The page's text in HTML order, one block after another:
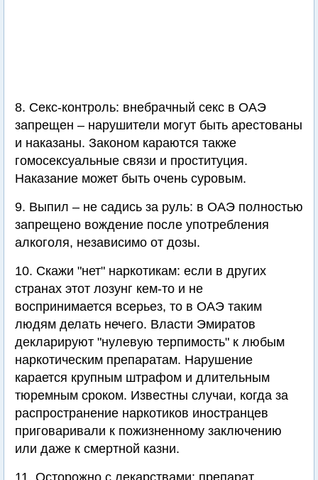
8. Секс-контроль: внебрачный секс в ОАЭ
запрещен – нарушители могут быть арестованы
и наказаны. Законом караются также
гомосексуальные связи и проституция.
Наказание может быть очень суровым.
9. Выпил – не садись за руль: в ОАЭ полностью
запрещено вождение после употребления
алкоголя, независимо от дозы.
10. Скажи "нет" наркотикам: если в других
странах этот лозунг кем-то и не
воспринимается всерьез, то в ОАЭ таким
людям делать нечего. Власти Эмиратов
декларируют "нулевую терпимость" к любым
наркотическим препаратам. Нарушение
карается крупным штрафом и длительным
тюремным сроком. Известны случаи, когда за
распространение наркотиков иностранцев
приговаривали к пожизненному заключению
или даже к смертной казни.
11. Осторожно с лекарствами: препарат,